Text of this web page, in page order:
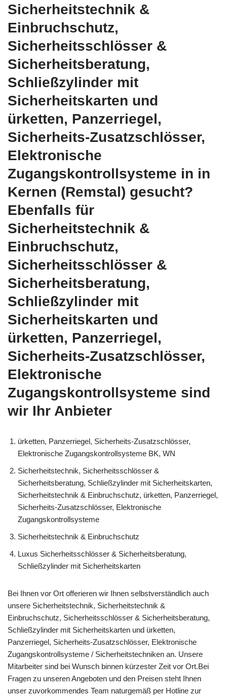
Sicherheitstechnik &
Einbruchschutz,
Sicherheitsschlösser &
Sicherheitsberatung,
Schließzylinder mit
Sicherheitskarten und
ürketten, Panzerriegel,
Sicherheits-Zusatzschlösser,
Elektronische
Zugangskontrollsysteme in in
Kernen (Remstal) gesucht?
Ebenfalls für
Sicherheitstechnik &
Einbruchschutz,
Sicherheitsschlösser &
Sicherheitsberatung,
Schließzylinder mit
Sicherheitskarten und
ürketten, Panzerriegel,
Sicherheits-Zusatzschlösser,
Elektronische
Zugangskontrollsysteme sind
wir Ihr Anbieter
ürketten, Panzerriegel, Sicherheits-Zusatzschlösser,
Elektronische Zugangskontrollsysteme BK, WN
Sicherheitstechnik, Sicherheitsschlösser &
Sicherheitsberatung, Schließzylinder mit Sicherheitskarten,
Sicherheitstechnik & Einbruchschutz, ürketten, Panzerriegel,
Sicherheits-Zusatzschlösser, Elektronische
Zugangskontrollsysteme
Sicherheitstechnik & Einbruchschutz
Luxus Sicherheitsschlösser & Sicherheitsberatung,
Schließzylinder mit Sicherheitskarten
Bei Ihnen vor Ort offerieren wir Ihnen selbstverständlich auch
unsere Sicherheitstechnik, Sicherheitstechnik &
Einbruchschutz, Sicherheitsschlösser & Sicherheitsberatung,
Schließzylinder mit Sicherheitskarten und ürketten,
Panzerriegel, Sicherheits-Zusatzschlösser, Elektronische
Zugangskontrollsysteme / Sicherheitstechniken an. Unsere
Mitarbeiter sind bei Wunsch binnen kürzester Zeit vor Ort.Bei
Fragen zu unseren Angeboten und den Preisen steht Ihnen
unser zuvorkommendes Team naturgemäß per Hotline zur